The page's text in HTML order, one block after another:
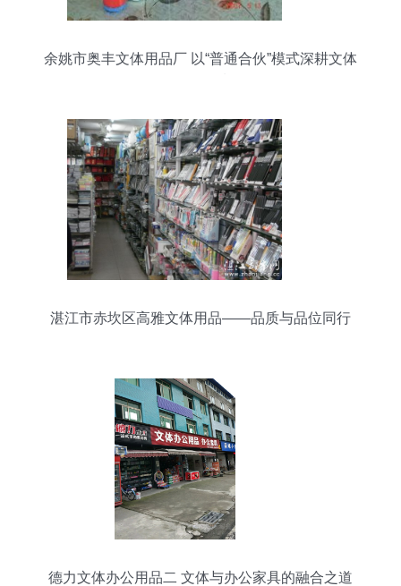
余姚市奥丰文体用品厂 以“普通合伙”模式深耕文体
湛江市赤坎区高雅文体用品——品质与品位同行
德力文体办公用品二 文体与办公家具的融合之道